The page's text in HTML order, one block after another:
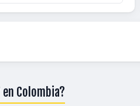
Colombia?